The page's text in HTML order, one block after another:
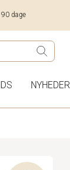
dage
NYHEDER